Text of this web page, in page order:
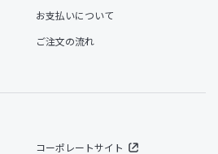
お支払いについて
ご注文の流れ
コーポレートサイト